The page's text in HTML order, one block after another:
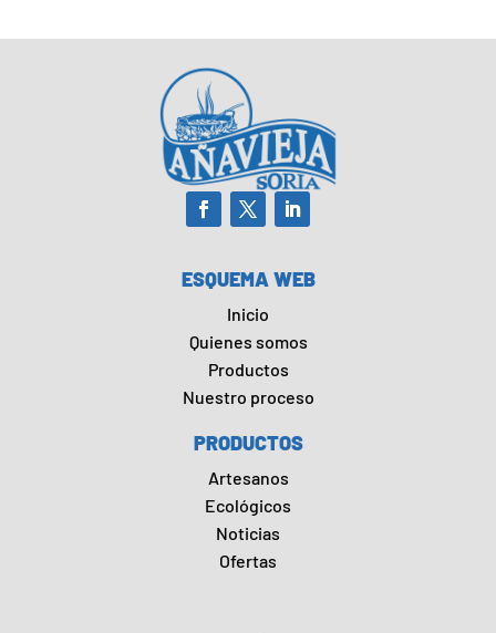
ESQUEMA WEB
Inicio
Quienes somos
Productos
Nuestro proceso
PRODUCTOS
Artesanos
Ecológicos
Noticias
Ofertas